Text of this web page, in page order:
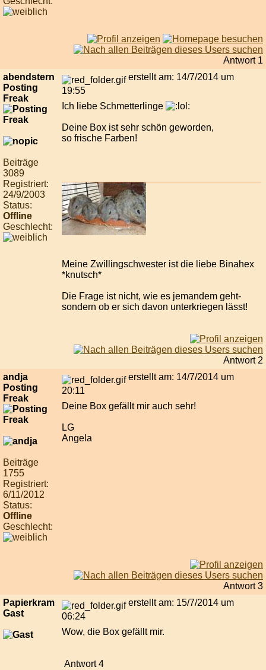
Antwort 1
abendstern
Posting
Freak
Beiträge
3089
Registriert:
24/9/2003
Status:
Offline
Geschlecht:
erstellt am: 14/7/2014 um
19:55
Ich liebe Schmetterlinge
Deine Box ist sehr schön geworden,
so frische Farben!
Meine Zwillingschwester ist die liebe Binahex
*knutsch*
Die Frage ist nicht, wie es jemandem geht-
sondern ob er sich davon unterkriegen lässt!
Antwort 2
andja
Posting
Freak
Beiträge
1755
Registriert:
6/11/2012
Status:
Offline
Geschlecht:
erstellt am: 14/7/2014 um
20:11
Deine Box gefällt mir auch sehr!
LG
Angela
Antwort 3
Papierkram
Gast
erstellt am: 15/7/2014 um
06:24
Wow, die Box gefällt mir.
Antwort 4